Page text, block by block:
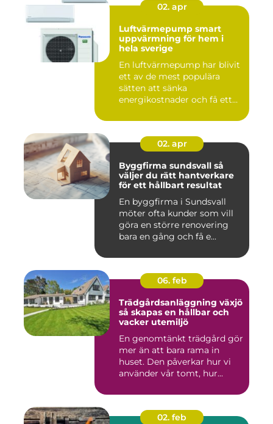
02. apr
Luftvärmepump smart
uppvärmning för hem i
hela sverige
En luftvärmepump har blivit
ett av de mest populära
sätten att sänka
energikostnader och få ett
02. apr
Byggfirma sundsvall så
väljer du rätt hantverkare
för ett hållbart resultat
En byggfirma i Sundsvall
möter ofta kunder som vill
göra en större renovering
bara en gång och få e...
06. feb
Trädgårdsanläggning växjö
så skapas en hållbar och
vacker utemiljö
En genomtänkt trädgård gör
mer än att bara rama in
huset. Den påverkar hur vi
använder vår tomt, hur...
02. feb